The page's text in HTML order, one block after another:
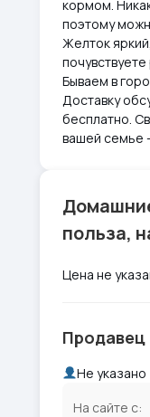
кормом.
поэтому
Желток
Бываем в
Доставку
бесплатно.
вашей семье
польза,
Цена не
Продавец
Не указано
На сайте с: